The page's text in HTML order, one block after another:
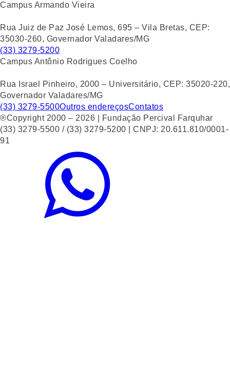
Campus Armando Vieira
Rua Juiz de Paz José Lemos, 695 – Vila Bretas, CEP:
35030-260, Governador Valadares/MG
(33) 3279-5200
Campus Antônio Rodrigues Coelho
Rua Israel Pinheiro, 2000 – Universitário, CEP: 35020-220,
Governador Valadares/MG
(33) 3279-5500Outros endereçosContatos
®Copyright 2000 – 2026 | Fundação Percival Farquhar
(33) 3279-5500 / (33) 3279-5200 | CNPJ: 20.611.810/0001-
91